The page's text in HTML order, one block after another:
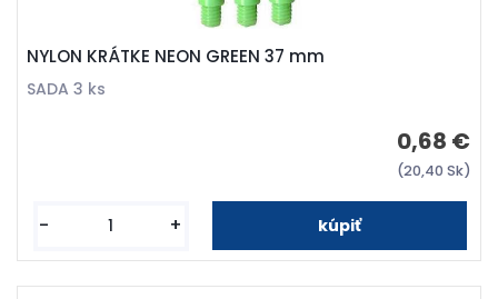
NYLON KRÁTKE NEON GREEN 37 mm
SADA 3 ks
0,68 €
(20,40 Sk)
- +